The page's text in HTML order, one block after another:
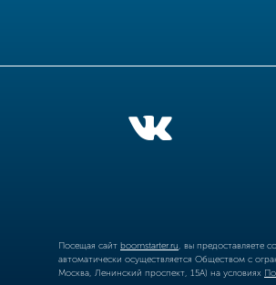
Посещая сайт boomstarter.ru , вы предоставляете
автоматически осуществляется Обществом с
Москва, Ленинский проспект, 15А) на условиях